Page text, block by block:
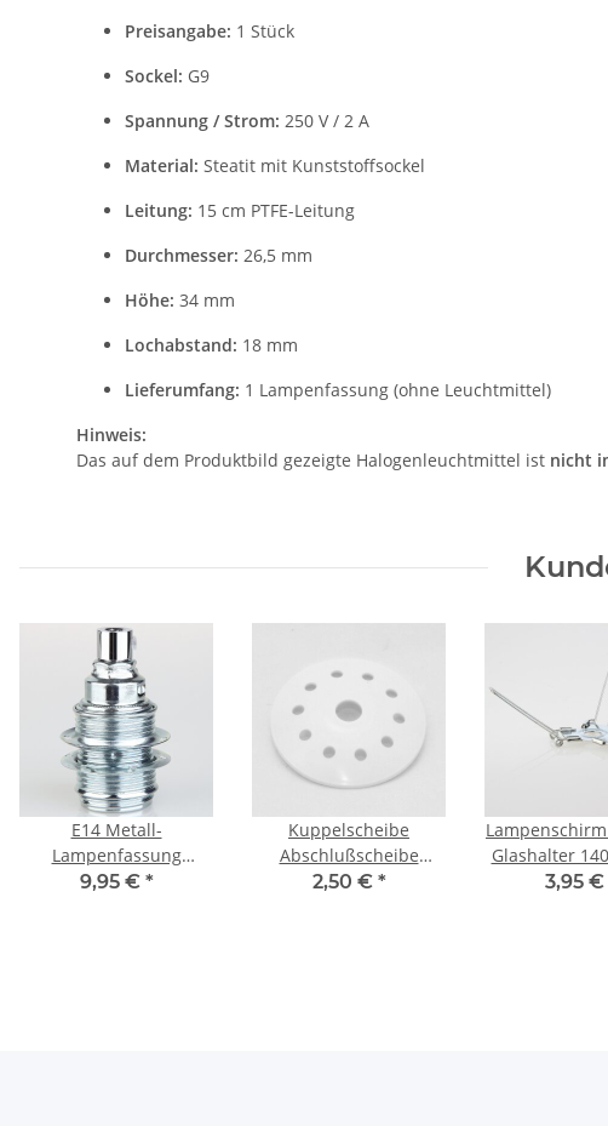
Preisangabe: 1 Stück
Sockel: G9
Spannung / Strom: 250 V / 2 A
Material: Steatit mit Kunststoffsockel
Leitung: 15 cm PTFE-Leitung
Durchmesser: 26,5 mm
Höhe: 34 mm
Lochabstand: 18 mm
Lieferumfang: 1 Lampenfassung (ohne Leuchtmittel)
Hinweis:
Das auf dem Produktbild gezeigte Halogenleuchtmittel ist nicht
E14 Metall-
Lampenfassung
Premium verchromt mit
9,95 € *
Kuppelscheibe
Abschlußscheibe
Kaschierung Kunststoff
2,50 € *
Glashalter
3-fach Feder
3,95 €